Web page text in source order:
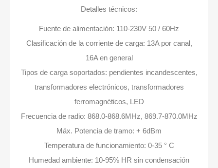
Detalles técnicos:
Fuente de alimentación: 110-230V 50 / 60Hz
Clasificación de la corriente de carga: 13A por canal,
16A en general
Tipos de carga soportados: pendientes incandescentes,
transformadores electrónicos, transformadores
ferromagnéticos, LED
Frecuencia de radio: 868.0-868.6MHz, 869.7-870.0MHz
Máx. Potencia de tramo: + 6dBm
Temperatura de funcionamiento: 0-35 ° C
Humedad ambiente: 10-95% HR sin condensación